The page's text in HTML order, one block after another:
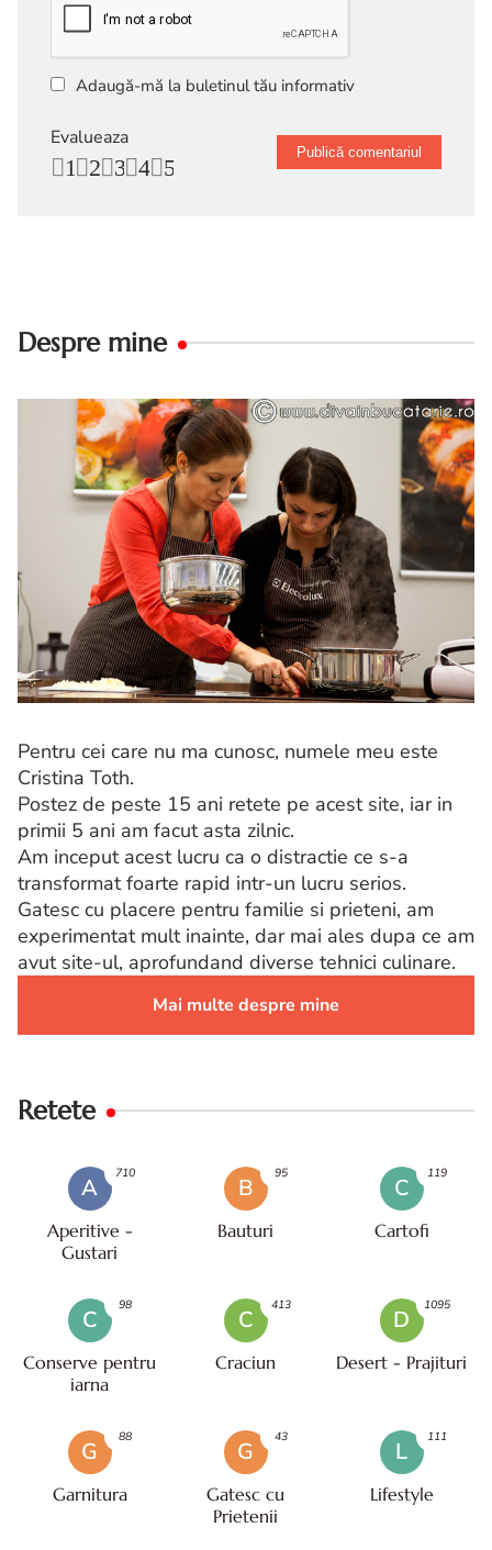
Adaugă-mă la buletinul tău informativ
Evalueaza
5
4
3
2
1
Despre mine
Pentru cei care nu ma cunosc, numele meu este
Cristina Toth.
Postez de peste 15 ani retete pe acest site, iar in
primii 5 ani am facut asta zilnic.
Am inceput acest lucru ca o distractie ce s-a
transformat foarte rapid intr-un lucru serios.
Gatesc cu placere pentru familie si prieteni, am
experimentat mult inainte, dar mai ales dupa ce am
avut site-ul, aprofundand diverse tehnici culinare.
Mai multe despre mine
Retete
A
Aperitive -
Gustari
710
B
Bauturi
95
C
Cartofi
119
C
Conserve pentru
iarna
98
C
Craciun
413
D
Desert - Prajituri
1095
G
Garnitura
88
G
Gatesc cu
Prietenii
43
L
Lifestyle
111